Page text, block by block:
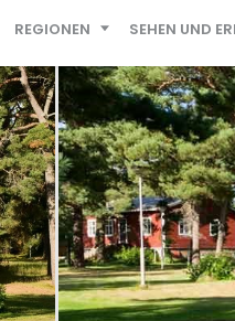
REGIONEN SEHEN UND